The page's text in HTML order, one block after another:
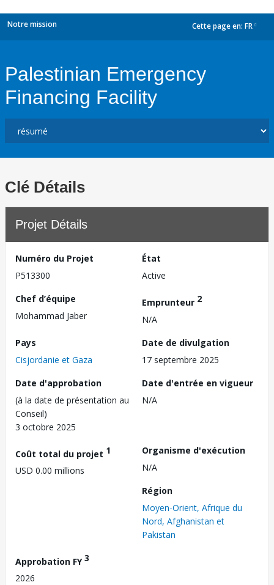
Notre mission Cette page en: FR
Palestinian Emergency
Financing Facility
Clé Détails
Projet Détails
Numéro du Projet
P513300
État
Active
Chef d’équipe
Mohammad Jaber
Emprunteur 2
N/A
Pays
Cisjordanie et Gaza
Date de divulgation
17 septembre 2025
Date d'approbation
(à la date de présentation au
Conseil)
3 octobre 2025
Date d'entrée en vigueur
N/A
Coût total du projet 1
USD 0.00 millions
Organisme d'exécution
N/A
Région
Moyen-Orient, Afrique du
Nord, Afghanistan et
Pakistan
Approbation FY3
2026